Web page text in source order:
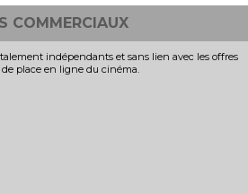
COMMERCIAUX
indépendants et sans lien avec les offres
place en ligne du cinéma.